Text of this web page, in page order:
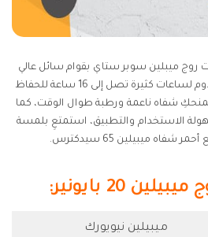
روج ميبلين سوبر ستاي بقوام سائل عالي
الصبغة وثابت على الشفاه، يدوم لساعات كثيرة تصل إلى 16 ساعة للحفاظ
شفاه ناعمة ورطبة طوال الوقت، كما
الاستخدام والتطبيق، استمتعِ بلمسة
ميبيلين 65 سيدكترس.
20 بايونير:
ميبيلين نيويورك